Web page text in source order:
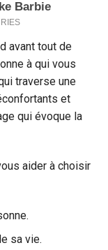
avant tout de
à qui vous
traverse une
et
qui évoque la
aider à choisir
sa vie.